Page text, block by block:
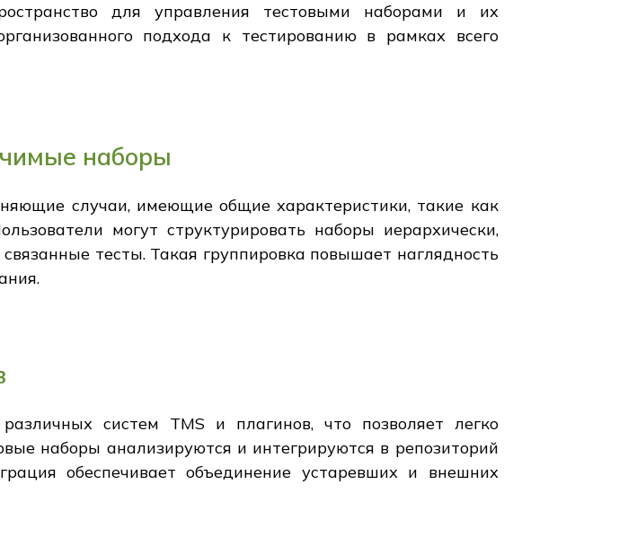
для управления тестовыми наборами и их
подхода к тестированию в рамках всего
наборы
случаи, имеющие общие характеристики, такие как
могут структурировать наборы иерархически,
тесты. Такая группировка повышает наглядность
систем TMS и плагинов, что позволяет легко
наборы анализируются и интегрируются в репозиторий
обеспечивает объединение устаревших и внешних